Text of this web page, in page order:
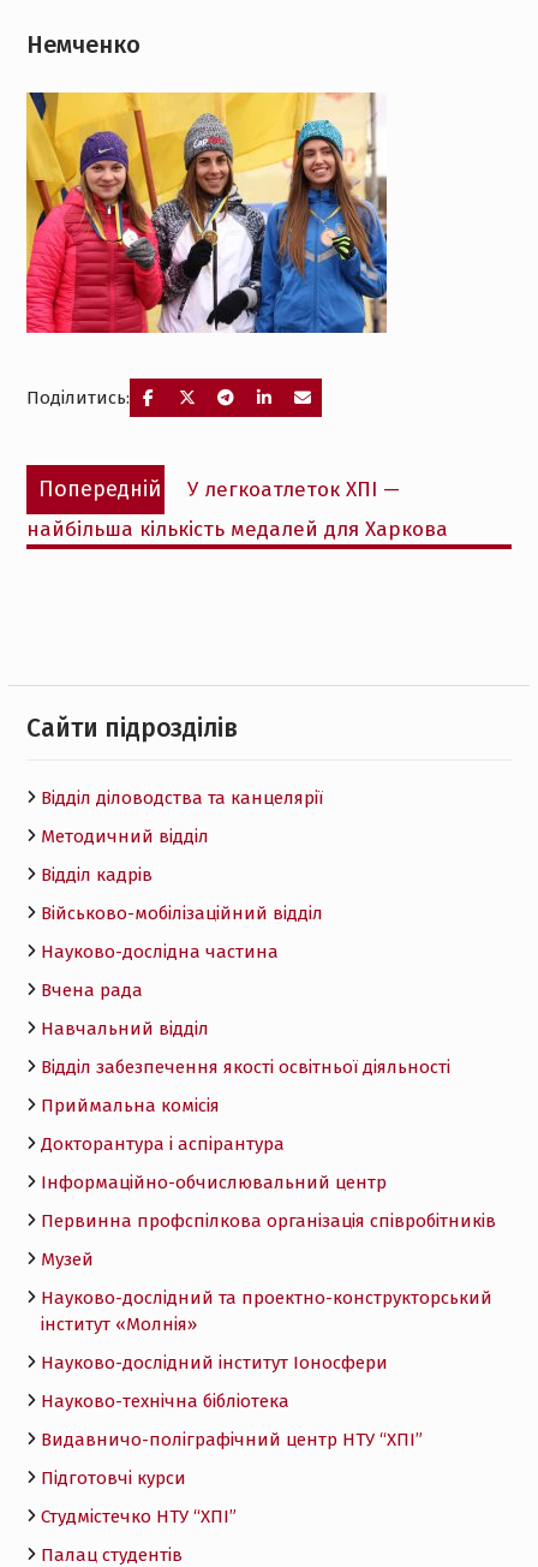
Немченко
Поділитись:
Навігація
записів
Попередній
Попередній
запис:
У легкоатлеток ХПІ —
найбільша кількість медалей для Харкова
Cайти підрозділів
Відділ діловодства та канцелярії
Методичний відділ
Відділ кадрів
Військово-мобілізаційний відділ
Науково-дослідна частина
Вчена рада
Навчальний відділ
Відділ забезпечення якості освітньої діяльності
Приймальна комісія
Докторантура і аспірантура
Інформаційно-обчислювальний центр
Первинна профспілкова організація співробітників
Музей
Науково-дослідний та проектно-конструкторський
інститут «Молнія»
Науково-дослідний інститут Іоносфери
Науково-технічна бібліотека
Видавничо-поліграфічний центр НТУ “ХПІ”
Підготовчі курси
Студмістечко НТУ “ХПІ”
Палац студентів